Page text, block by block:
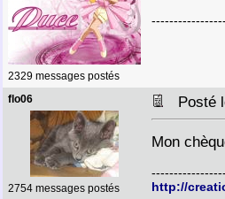
2329 messages postés
flo06
2754 messages postés
Posté
Mon
http://